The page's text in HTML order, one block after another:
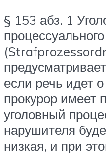
§ 153 абз. 1
если речь идет
прокурор имеет
уголовный
нарушителя
низкая, и при